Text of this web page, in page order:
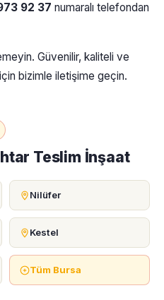
92 37 numaralı telefondan
Güvenilir, kaliteli ve
bizimle iletişime geçin.
Teslim İnşaat
Nilüfer
Kestel
Tüm Bursa